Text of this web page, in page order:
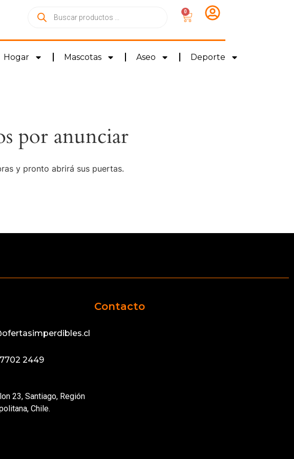
0
Hogar Mascotas Aseo Deporte
por anunciar
y pronto abrirá sus puertas.
Contacto
2449
23, Santiago, Región
Chile.